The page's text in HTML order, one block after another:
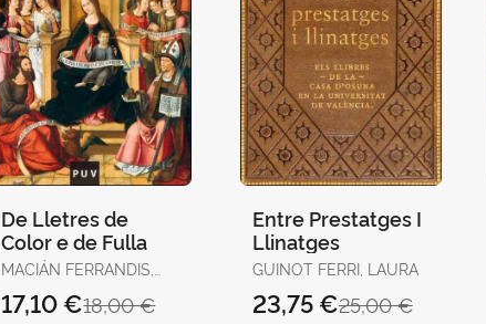
De Lletres de
Color e de Fulla
MACIÁN FERRANDIS,
18,00 €
17,10 €
Entre Prestatges I
Llinatges
GUINOT FERRI, LAURA
25,00 €
23,75 €